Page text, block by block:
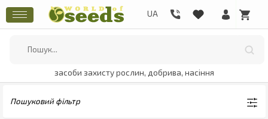
засоби захисту рослин, добрива, насіння
Пошуковий фільтр